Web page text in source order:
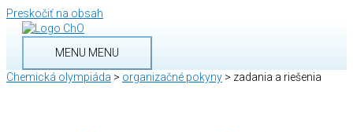
Preskočiť na obsah
MENU MENU
Chemická olympiáda > organizačné pokyny > zadania a riešenia